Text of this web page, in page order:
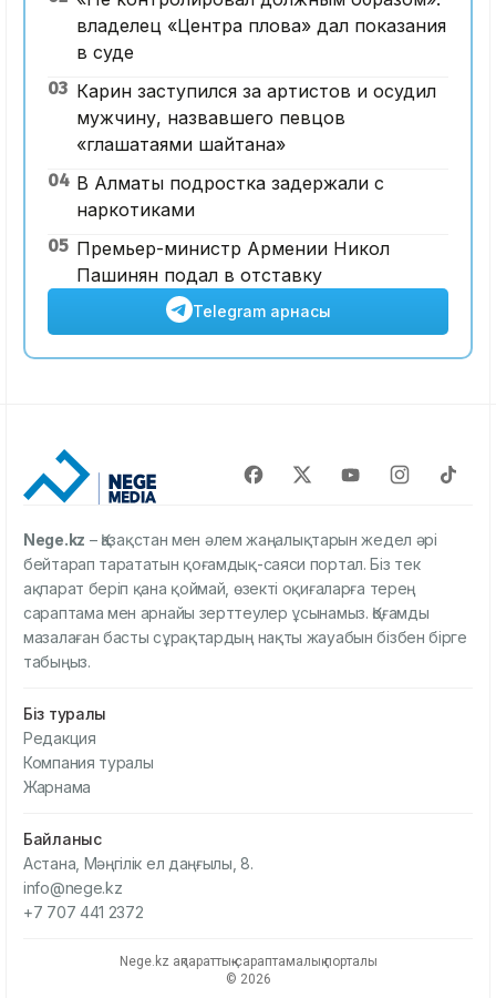
владелец «Центра плова» дал показания
в суде
03 Карин заступился за артистов и осудил
мужчину, назвавшего певцов
«глашатаями шайтана»
04 В Алматы подростка задержали с
наркотиками
05 Премьер-министр Армении Никол
Пашинян подал в отставку
Telegram арнасы
Nege.kz – Қазақстан мен әлем жаңалықтарын жедел әрі
бейтарап тарататын қоғамдық-саяси портал. Біз тек
ақпарат беріп қана қоймай, өзекті оқиғаларға терең
сараптама мен арнайы зерттеулер ұсынамыз. Қоғамды
мазалаған басты сұрақтардың нақты жауабын бізбен бірге
табыңыз.
Біз туралы
Редакция
Компания туралы
Жарнама
Байланыс
Астана, Мәңгілік ел даңғылы, 8.
info@nege.kz
+7 707 441 2372
Nege.kz ақпараттық-сараптамалық порталы
© 2026